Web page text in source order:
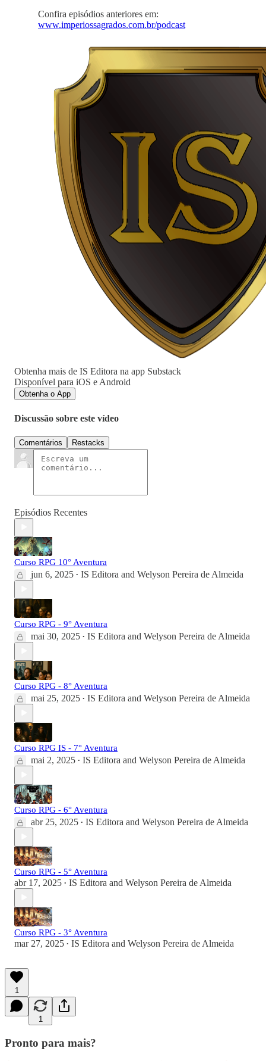
Confira episódios anteriores em:
www.imperiossagrados.com.br/podcast
Obtenha mais de IS Editora na app Substack
Disponível para iOS e Android
Obtenha o App
Discussão sobre este vídeo
Comentários Restacks
Episódios Recentes
Curso RPG 10° Aventura
jun 6, 2025 • IS Editora and Welyson Pereira de Almeida
Curso RPG - 9° Aventura
mai 30, 2025 • IS Editora and Welyson Pereira de Almeida
Curso RPG - 8° Aventura
mai 25, 2025 • IS Editora and Welyson Pereira de Almeida
Curso RPG IS - 7° Aventura
mai 2, 2025 • IS Editora and Welyson Pereira de Almeida
Curso RPG - 6° Aventura
abr 25, 2025 • IS Editora and Welyson Pereira de Almeida
Curso RPG - 5° Aventura
abr 17, 2025 • IS Editora and Welyson Pereira de Almeida
Curso RPG - 3° Aventura
mar 27, 2025 • IS Editora and Welyson Pereira de Almeida
1
1
Pronto para mais?